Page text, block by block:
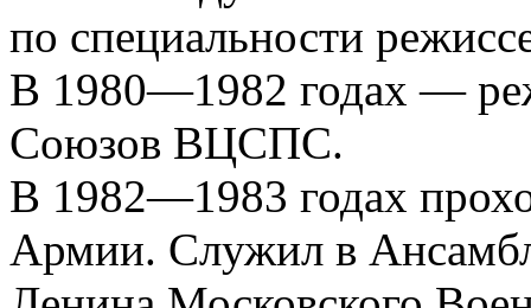
по специальности
В 1980—1982 годах —
Союзов ВЦСПС.
В 1982—1983 годах
Армии. Служил в